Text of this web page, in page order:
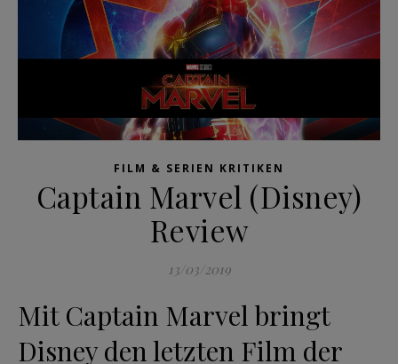
FILM & SERIEN KRITIKEN
Captain Marvel (Disney)
Review
13/03/2019
Mit Captain Marvel bringt
Disney den letzten Film der